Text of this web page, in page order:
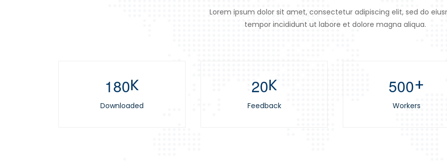
Lorem ipsum dolor sit amet, consectetur adipiscing elit, sed do
tempor incididunt ut labore et dolore magna aliqua.
180K
Downloaded
20K
Feedback
500+
Workers